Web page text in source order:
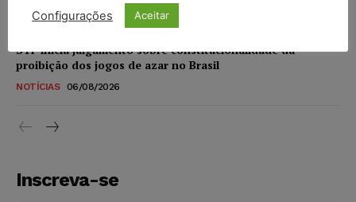
NOTÍCIAS 06/08/2026
STF inicia julgamento sobre constitucionalidade da
proibição dos jogos de azar no Brasil
NOTÍCIAS 06/08/2026
Inscreva-se
Configurações Aceitar